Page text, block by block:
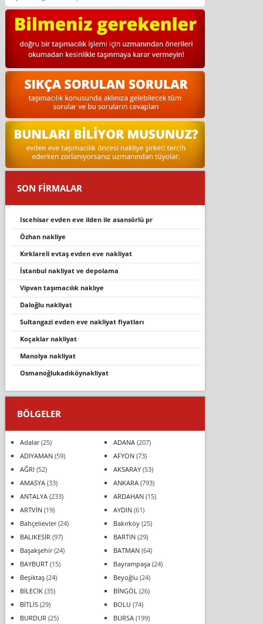
SON FİRMALAR
iscehisar evden eve ilden ile asansörlü pr
özhan nakliye
kirklareli̇ evtaş evden eve nakli̇yat
i̇stanbul nakli̇yat ve depolama
vipvan taşımacılık naklıye
daloğlu nakli̇yat
sultangazi evden eve nakliyat fiyatları
koçaklar nakliyat
manolya nakli̇yat
osmanoğlukadıköynakliyat
BÖLGELER
Adalar(25) ADANA(207)
ADIYAMAN(59) AFYON(73)
AĞRI (52) AKSARAY(53)
AMASYA(33) ANKARA(793)
ANTALYA(233) ARDAHAN(15)
ARTVİN(19) AYDIN(61)
Bahçelievler(24) Bakırköy(25)
BALIKESİR (97) BARTIN(29)
Başakşehir(24) BATMAN(64)
BAYBURT(15) Bayrampaşa(24)
Beşiktaş(24) Beyoğlu (24)
BİLECİK(35) BİNGÖL (26)
BİTLİS(29) BOLU (74)
BURDUR (25) BURSA(199)